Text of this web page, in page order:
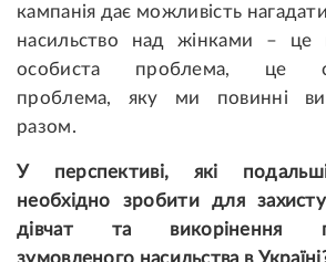
кампанія дає можливість
насильство над жінками –
особиста проблема, це
проблема, яку ми повинні
разом.
У перспективі, які
необхідно зробити для
дівчат та викорінення
зумовленого насильства в